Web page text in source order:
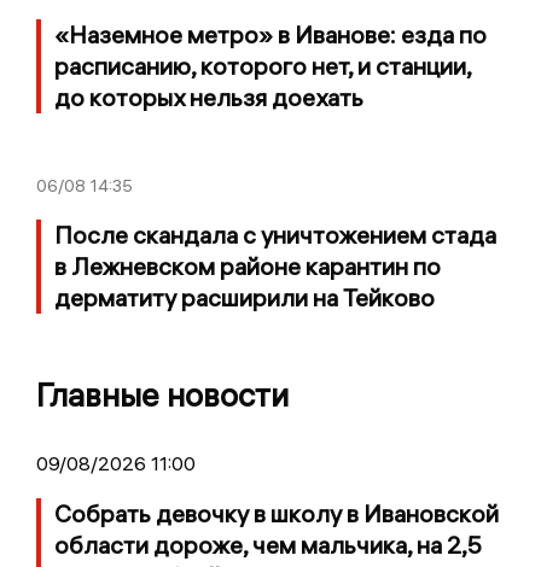
«Наземное метро» в Иванове: езда по
расписанию, которого нет, и станции,
до которых нельзя доехать
06/08 14:35
После скандала с уничтожением стада
в Лежневском районе карантин по
дерматиту расширили на Тейково
Главные новости
09/08/2026 11:00
Собрать девочку в школу в Ивановской
области дороже, чем мальчика, на 2,5